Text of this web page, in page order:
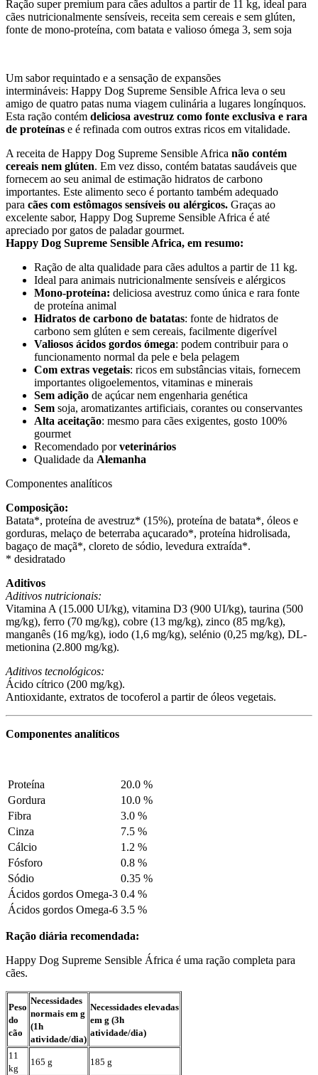
Ração super premium para cães adultos a partir de 11 kg, ideal para
cães nutricionalmente sensíveis, receita sem cereais e sem glúten,
fonte de mono-proteína, com batata e valioso ómega 3, sem soja
Um sabor requintado e a sensação de expansões
intermináveis: Happy Dog Supreme Sensible Africa leva o seu
amigo de quatro patas numa viagem culinária a lugares longínquos.
Esta ração contém deliciosa avestruz como fonte exclusiva e rara
de proteínas e é refinada com outros extras ricos em vitalidade.
A receita de Happy Dog Supreme Sensible Africa não contém
cereais nem glúten. Em vez disso, contém batatas saudáveis que
fornecem ao seu animal de estimação hidratos de carbono
importantes. Este alimento seco é portanto também adequado
para cães com estômagos sensíveis ou alérgicos. Graças ao
excelente sabor, Happy Dog Supreme Sensible Africa é até
apreciado por gatos de paladar gourmet.
Happy Dog Supreme Sensible Africa, em resumo:
Ração de alta qualidade para cães adultos a partir de 11 kg.
Ideal para animais nutricionalmente sensíveis e alérgicos
Mono-proteína: deliciosa avestruz como única e rara fonte
de proteína animal
Hidratos de carbono de batatas: fonte de hidratos de
carbono sem glúten e sem cereais, facilmente digerível
Valiosos ácidos gordos ómega: podem contribuir para o
funcionamento normal da pele e bela pelagem
Com extras vegetais: ricos em substâncias vitais, fornecem
importantes oligoelementos, vitaminas e minerais
Sem adição de açúcar nem engenharia genética
Sem soja, aromatizantes artificiais, corantes ou conservantes
Alta aceitação: mesmo para cães exigentes, gosto 100%
gourmet
Recomendado porveterinários
Qualidade da Alemanha
Componentes analíticos
Composição:
Batata*, proteína de avestruz* (15%), proteína de batata*, óleos e
gorduras, melaço de beterraba açucarado*, proteína hidrolisada,
bagaço de maçã*, cloreto de sódio, levedura extraída*.
* desidratado
Aditivos
Aditivos nutricionais:
Vitamina A (15.000 UI/kg), vitamina D3 (900 UI/kg), taurina (500
mg/kg), ferro (70 mg/kg), cobre (13 mg/kg), zinco (85 mg/kg),
manganês (16 mg/kg), iodo (1,6 mg/kg), selénio (0,25 mg/kg), DL-
metionina (2.800 mg/kg).
Aditivos tecnológicos:
Ácido cítrico (200 mg/kg).
Antioxidante, extratos de tocoferol a partir de óleos vegetais.
Componentes analíticos
Proteína
20.0 %
Gordura
10.0 %
Fibra
3.0 %
Cinza
7.5 %
Cálcio
1.2 %
Fósforo
0.8 %
Sódio
0.35 %
Ácidos gordos Omega-3 0.4 %
Ácidos gordos Omega-6 3.5 %
Ração diária recomendada:
Happy Dog Supreme Sensible África é uma ração completa para
cães.
Peso
do
cão
Necessidades
normais em g
(1h
atividade/dia)
Necessidades elevadas
em g (3h
atividade/dia)
11
kg
165 g 185 g